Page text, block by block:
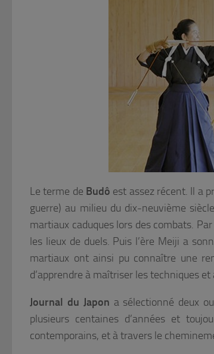
Le terme de Budô est assez récent. Il a
guerre) au milieu du dix-neuvième
martiaux caduques lors des combats.
les lieux de duels. Puis l’ère Meiji a
martiaux ont ainsi pu connaître une
d’apprendre à maîtriser les techniques
Journal du Japon a sélectionné deux
plusieurs centaines d’années et
contemporains, et à travers le